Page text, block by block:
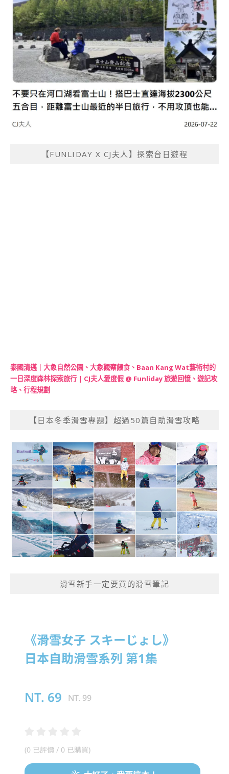
【FUNLIDAY X CJ夫人】探索台日遊程
泰國清邁｜大象自然公園、大象觀察餵食、Baan Kang Wat藝術村的
一日深度森林探索旅行 | CJ夫人愛度假 @ Funliday 旅遊回憶、遊記攻
略、行程規劃
【日本冬季滑雪專題】超過50篇自助滑雪攻略
滑雪新手一定要買的滑雪筆記